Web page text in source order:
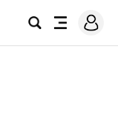
검
전
로
그